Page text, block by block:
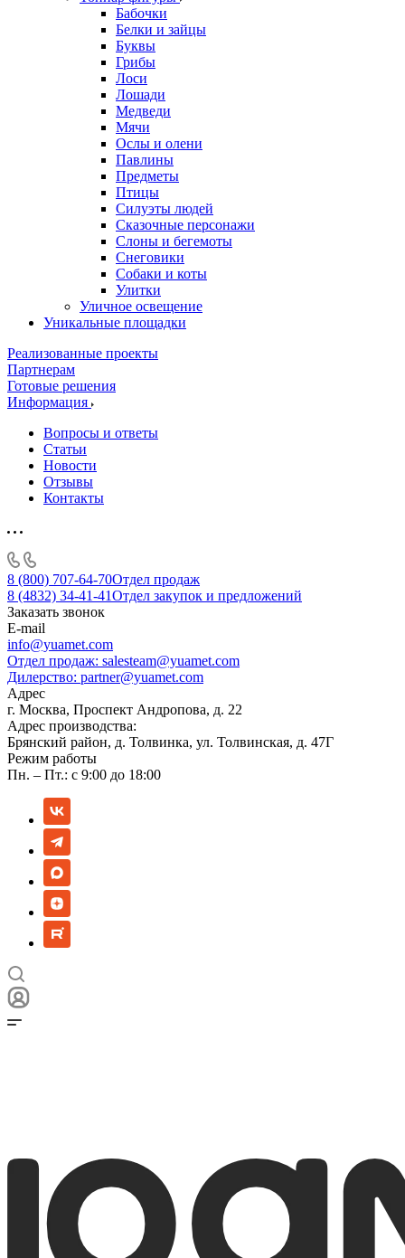
Бабочки
Белки и зайцы
Буквы
Грибы
Лоси
Лошади
Медведи
Мячи
Ослы и олени
Павлины
Предметы
Птицы
Силуэты людей
Сказочные персонажи
Слоны и бегемоты
Снеговики
Собаки и коты
Улитки
Уличное освещение
Уникальные площадки
Реализованные проекты
Партнерам
Готовые решения
Информация
Вопросы и ответы
Статьи
Новости
Отзывы
Контакты
8 (800) 707-64-70Отдел продаж
8 (4832) 34-41-41Отдел закупок и предложений
Заказать звонок
E-mail
info@yuamet.com
Отдел продаж: salesteam@yuamet.com
Дилерство: partner@yuamet.com
Адрес
г. Москва, Проспект Андропова, д. 22
Адрес производства:
Брянский район, д. Толвинка, ул. Толвинская, д. 47Г
Режим работы
Пн. – Пт.: с 9:00 до 18:00